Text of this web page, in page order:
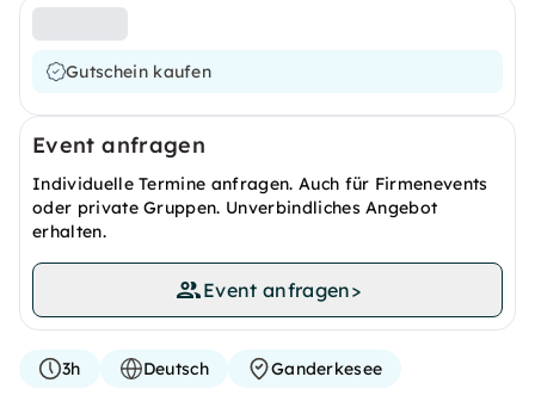
Gutschein kaufen
Event anfragen
Individuelle Termine anfragen. Auch für Firmenevents
oder private Gruppen. Unverbindliches Angebot
erhalten.
Event anfragen>
3h Deutsch Ganderkesee